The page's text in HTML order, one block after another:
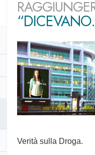
Verità sulla Droga.